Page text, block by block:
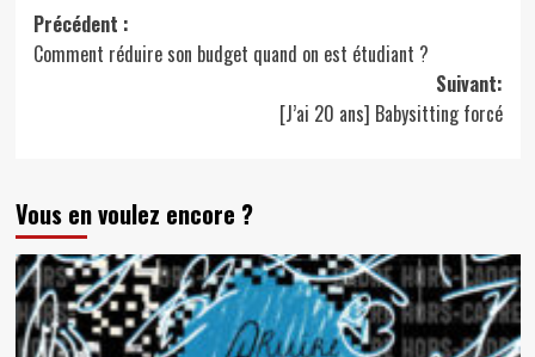
Navigation
d’article
Précédent :
Comment réduire son budget quand on est étudiant ?
Suivant:
[J’ai 20 ans] Babysitting forcé
Vous en voulez encore ?